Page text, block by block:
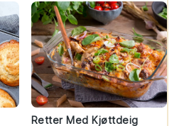
Retter Med Kjøttdeig